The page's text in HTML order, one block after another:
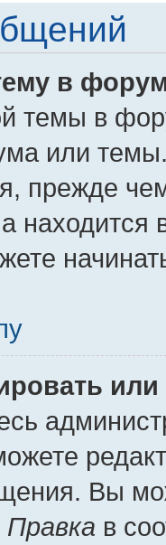
в
темы в
или
прежде
Вы
Правка в